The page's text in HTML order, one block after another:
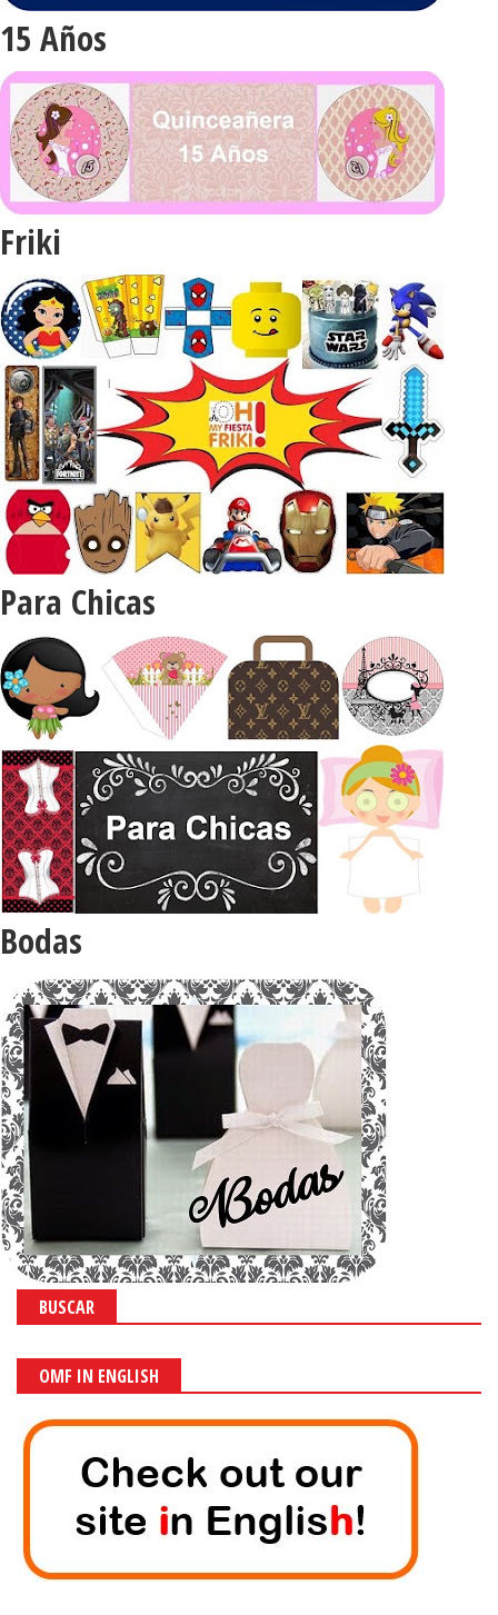
15 Años
Friki
Para Chicas
Bodas
BUSCAR
OMF IN ENGLISH